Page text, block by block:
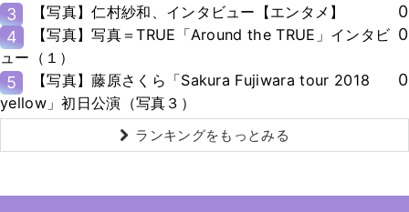
3 【写真】仁村紗和、インタビュー【エンタメ】
0
4
【写真】写真＝TRUE「Around the TRUE」インタビ
ュー（１）
0
5
【写真】藤原さくら「Sakura Fujiwara tour 2018
yellow」初日公演（写真３）
0
ランキングをもっとみる